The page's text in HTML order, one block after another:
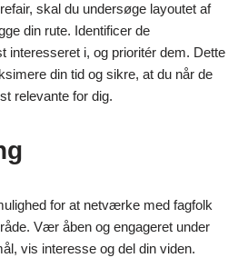
skal du undersøge layoutet af
din rute. Identificer de
interesseret i, og prioritér dem. Dette
din tid og sikre, at du når de
relevante for dig.
for at netværke med fagfolk
Vær åben og engageret under
vis interesse og del din viden.